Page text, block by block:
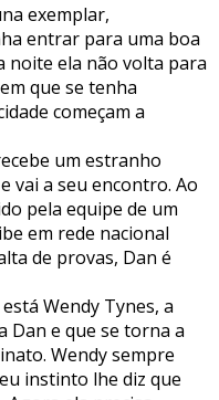
exemplar,
entrar para uma boa
noite ela não volta para
que se tenha
começam a
um estranho
vai a seu encontro. Ao
pela equipe de um
em rede nacional
de provas, Dan é
Wendy Tynes, a
Dan e que se torna a
Wendy sempre
instinto lhe diz que